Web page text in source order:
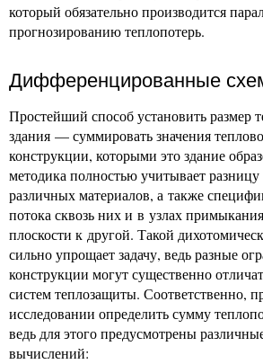
который обязательно производится
прогнозированию теплопотерь.
Дифференцированные
Простейший способ установить размер
здания — суммировать значения
конструкции, которыми это здание
методика полностью учитывает разницу
различных материалов, а также
потока сквозь них и в узлах
плоскости к другой. Такой
сильно упрощает задачу, ведь разные
конструкции могут существенно
систем теплозащиты. Соответственно,
исследовании определить сумму
ведь для этого предусмотрены
вычислений: